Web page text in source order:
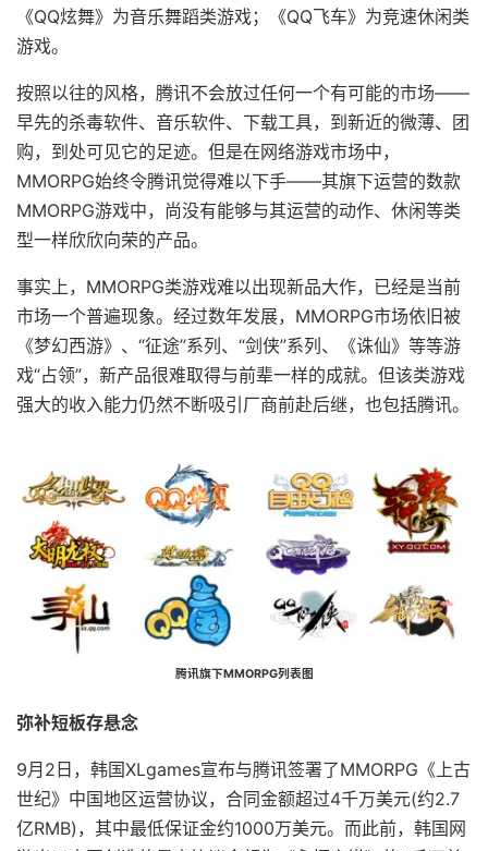
《QQ炫舞》为音乐舞蹈类游戏；《QQ飞车》为竞速休闲类
游戏。
按照以往的风格，腾讯不会放过任何一个有可能的市场——
早先的杀毒软件、音乐软件、下载工具，到新近的微薄、团
购，到处可见它的足迹。但是在网络游戏市场中，
MMORPG始终令腾讯觉得难以下手——其旗下运营的数款
MMORPG游戏中，尚没有能够与其运营的动作、休闲等类
型一样欣欣向荣的产品。
事实上，MMORPG类游戏难以出现新品大作，已经是当前
市场一个普遍现象。经过数年发展，MMORPG市场依旧被
《梦幻西游》、“征途”系列、“剑侠”系列、《诛仙》等等游
戏“占领”，新产品很难取得与前辈一样的成就。但该类游戏
强大的收入能力仍然不断吸引厂商前赴后继，也包括腾讯。
腾讯旗下MMORPG列表图
弥补短板存悬念
9月2日，韩国XLgames宣布与腾讯签署了MMORPG《上古
世纪》中国地区运营协议，合同金额超过4千万美元(约2.7
亿RMB)，其中最低保证金约1000万美元。而此前，韩国网